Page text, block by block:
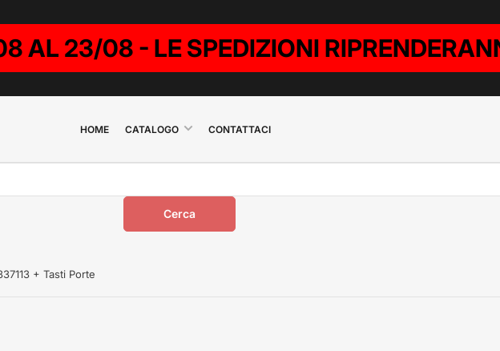
AL 23/08 - LE SPEDIZIONI
HOME CATALOGO CONTATTACI
Cerca
+ Tasti Porte